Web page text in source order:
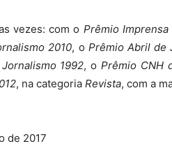
vezes: com o Prêmio
2010, o Prêmio Abril de
1992, oPrêmio CNH
, na categoria Revista, com a
de 2017